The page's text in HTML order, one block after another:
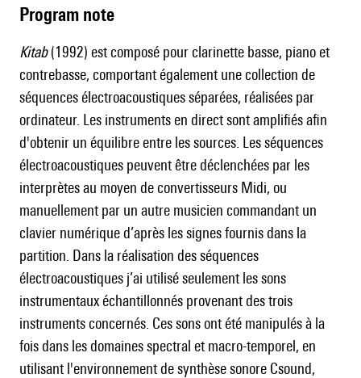
Program note
Kitab(1992) est composé pour clarinette basse, piano et
contrebasse, comportant également une collection de
séquences électroacoustiques séparées, réalisées par
ordinateur. Les instruments en direct sont amplifiés afin
d'obtenir un équilibre entre les sources. Les séquences
électroacoustiques peuvent être déclenchées par les
interprètes au moyen de convertisseurs Midi, ou
manuellement par un autre musicien commandant un
clavier numérique d’après les signes fournis dans la
partition. Dans la réalisation des séquences
électroacoustiques j’ai utilisé seulement les sons
instrumentaux échantillonnés provenant des trois
instruments concernés. Ces sons ont été manipulés à la
fois dans les domaines spectral et macro-temporel, en
utilisant l'environnement de synthèse sonore Csound,